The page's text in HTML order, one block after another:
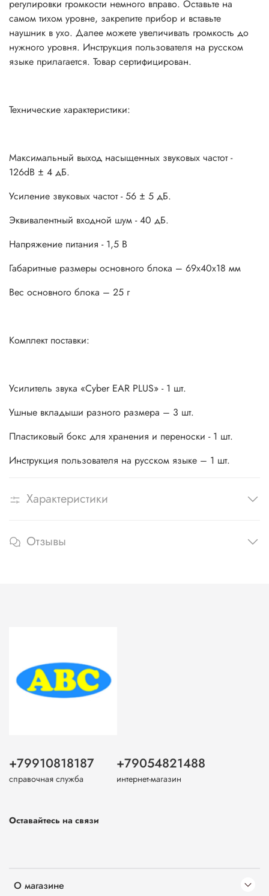
регулировки громкости немного вправо. Оставьте на
самом тихом уровне, закрепите прибор и вставьте
наушник в ухо. Далее можете увеличивать громкость до
нужного уровня. Инструкция пользователя на русском
языке прилагается. Товар сертифицирован.
Технические характеристики:
Максимальный выход насыщенных звуковых частот -
126dB ± 4 дБ.
Усиление звуковых частот - 56 ± 5 дБ.
Эквивалентный входной шум - 40 дБ.
Напряжение питания - 1,5 В
Габаритные размеры основного блока – 69х40х18 мм
Вес основного блока – 25 г
Комплект поставки:
Усилитель звука «Сyber EAR PLUS» - 1 шт.
Ушные вкладыши разного размера – 3 шт.
Пластиковый бокс для хранения и переноски - 1 шт.
Инструкция пользователя на русском языке – 1 шт.
Характеристики
Отзывы
О магазине
+79910818187
справочная служба
+79054821488
интернет-магазин
Оставайтесь на связи